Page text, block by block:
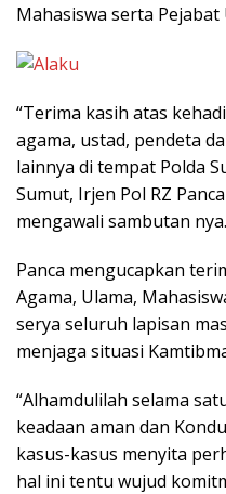
Mahasiswa serta Pejabat
“Terima kasih atas
agama, ustad, pendeta
lainnya di tempat Polda
Sumut, Irjen Pol RZ
mengawali sambutan nya.
Panca mengucapkan
Agama, Ulama,
serya seluruh lapisan
menjaga situasi
“Alhamdulilah selama
keadaan aman dan
kasus-kasus menyita
hal ini tentu wujud